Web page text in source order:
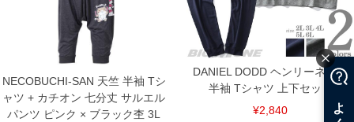
上の品が対象。1本5,999円以下の商品は有料（500円+税）となります。）
出荷まで約1週間～20日間程お時間を頂く場合がございます。
尚、裾上げした商品は返品・交換不可となりますので、予めご了承下さい。
一部、お直しに対応出来ない商品がございます。(例：裾にファスナーや調節ひもが付
いている、極端なデザインが施されている等)
※商品によって若干のサイズの誤差がございます。また、お客様がご使用の環境（コ
ンピュータ画面）によって、商品の色味が若干異なる場合がございます。予めご了承
※当店での掲載商品は、実店鋪と在庫を共用しておりますので店頭での売り違い、店
NECOBUCHI-SAN 天竺 半袖 Tシ
ャツ + カチオン 七分丈 サルエル
パンツ ピンク × ブラック杢 3L
DANIEL DODD ヘンリーネック
半袖 Tシャツ 上下セット
¥2,840